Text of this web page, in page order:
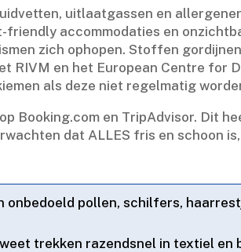
uitlaatgassen en
accommodaties en
zich ophopen.​ Stoffen
RIVM en het European Centre for
als deze niet regelmatig
Booking.​com en TripAdvisor.​ Dit
dat ALLES fris en schoon
onbedoeld pollen, schilfers,
trekken razendsnel in textiel en